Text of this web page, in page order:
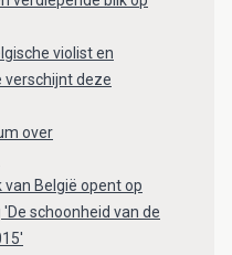
violist en
verschijnt deze
over
van België opent op
schoonheid van de